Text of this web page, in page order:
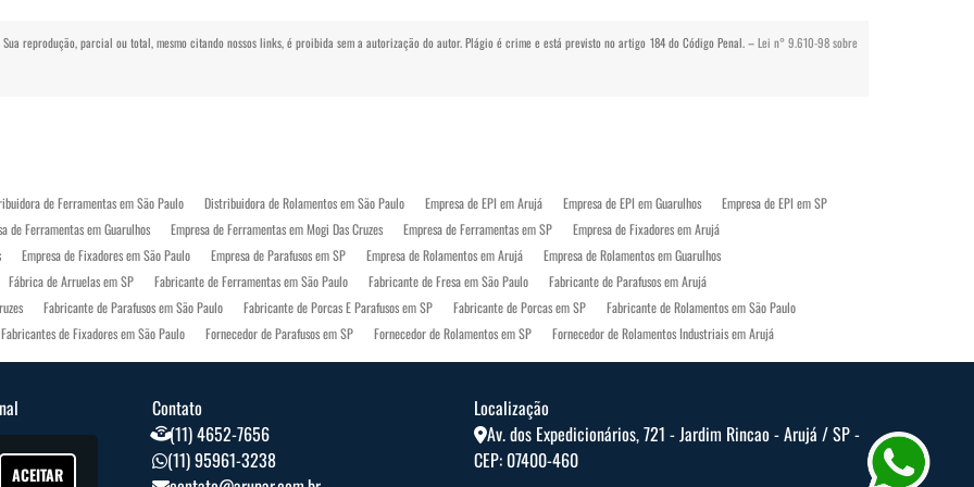
reprodução, parcial ou total, mesmo citando nossos links, é proibida sem a autorização do autor. Plágio é crime e está previsto no artigo 184 do Código Penal. –Lei n° 9.610-98 sobre
de Ferramentas em São Paulo Distribuidora de Rolamentos em São Paulo Empresa de EPI em Arujá Empresa de EPI em Guarulhos
Empresa de EPI em SP
de Ferramentas em Guarulhos Empresa de Ferramentas em Mogi Das Cruzes Empresa de Ferramentas em SP
Empresa de Fixadores em Arujá
Empresa de Fixadores em São Paulo Empresa de Parafusos em SP Empresa de Rolamentos em Arujá
Empresa de Rolamentos em Guarulhos
Fábrica de Arruelas em SP Fabricante de Ferramentas em São Paulo Fabricante de Fresa em São Paulo
Fabricante de Parafusos em Arujá
Fabricante de Parafusos em São Paulo Fabricante de Porcas E Parafusos em SP Fabricante de Porcas em SP
Fabricante de Rolamentos em São Paulo
Fabricantes de Fixadores em São Paulo Fornecedor de Parafusos em SP Fornecedor de Rolamentos em SP
Fornecedor de Rolamentos Industriais em Arujá
Industriais em São Paulo Industria de Ferramentas em São Paulo Indústria de Parafuso em São Paulo
Loja de Equipamentos de Proteção Individual em Arujá
em Guarulhos Loja de Parafusos em Mogi Das Cruzes Onde Comprar Rolamentos em SP
Rolamentos Industriais em SP Vendas de Rolamentos em Guarulhos Vendas de Rolamentos em SP
Contato
(11) 4652-7656
(11) 95961-3238
Localização
Av. dos Expedicionários, 721 - Jardim Rincao - Arujá / SP -
CEP: 07400-460
ACEITAR